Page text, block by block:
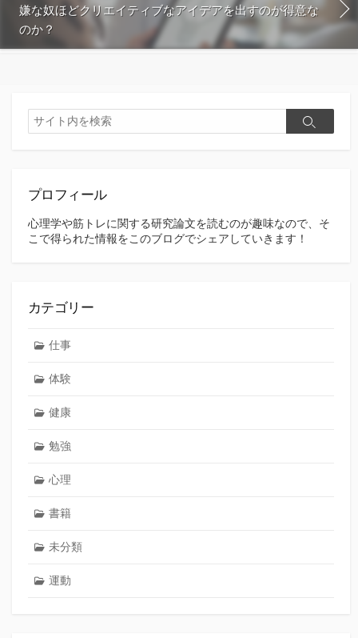
嫌な奴ほどクリエイティブなアイデアを出すのが得意な
のか？
検
索
検
プロフィール
心理学や筋トレに関する研究論文を読むのが趣味なので、そ
こで得られた情報をこのブログでシェアしていきます！
カテゴリー
仕事
体験
健康
勉強
心理
書籍
未分類
運動